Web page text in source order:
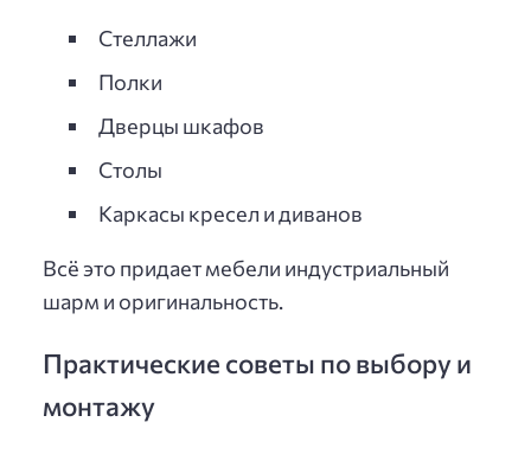
Стеллажи
Полки
Дверцы шкафов
Столы
Каркасы кресел и диванов
Всё это придает мебели индустриальный
шарм и оригинальность.
Практические советы по выбору и
монтажу